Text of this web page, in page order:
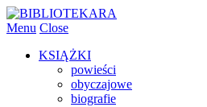
Menu Close
KSIĄŻKI
powieści
obyczajowe
biografie